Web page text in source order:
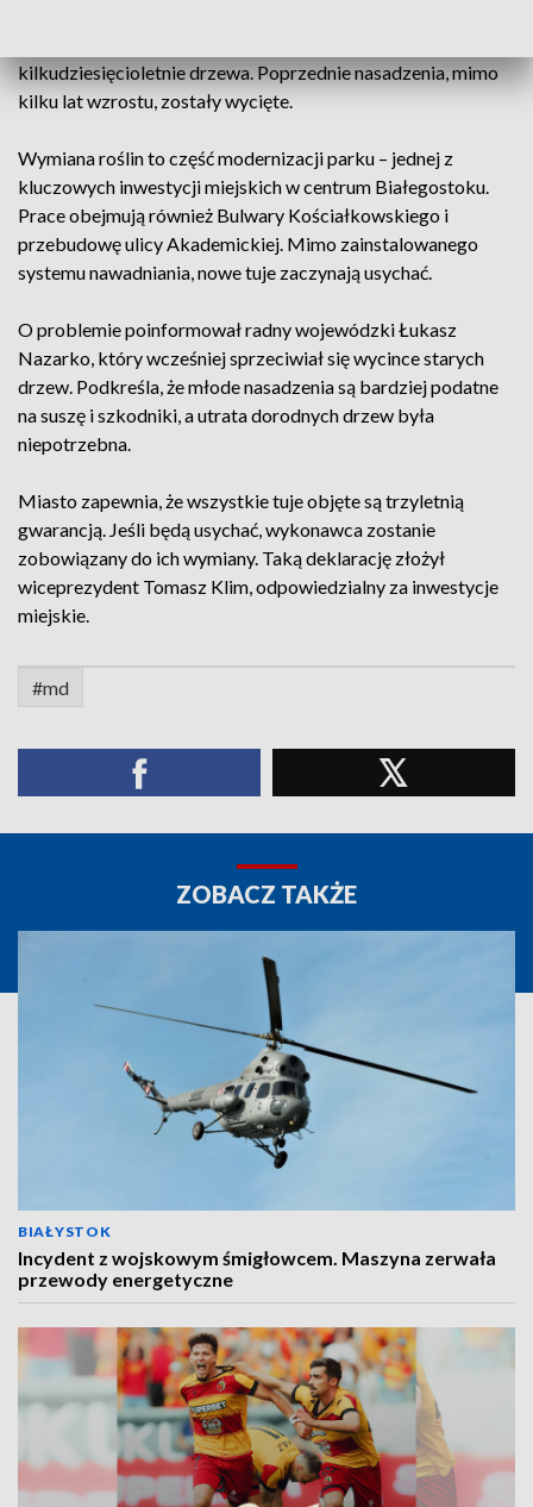
kilkudziesięcioletnie drzewa. Poprzednie nasadzenia, mimo
kilku lat wzrostu, zostały wycięte.
Wymiana roślin to część modernizacji parku – jednej z
kluczowych inwestycji miejskich w centrum Białegostoku.
Prace obejmują również Bulwary Kościałkowskiego i
przebudowę ulicy Akademickiej. Mimo zainstalowanego
systemu nawadniania, nowe tuje zaczynają usychać.
O problemie poinformował radny wojewódzki Łukasz
Nazarko, który wcześniej sprzeciwiał się wycince starych
drzew. Podkreśla, że młode nasadzenia są bardziej podatne
na suszę i szkodniki, a utrata dorodnych drzew była
niepotrzebna.
Miasto zapewnia, że wszystkie tuje objęte są trzyletnią
gwarancją. Jeśli będą usychać, wykonawca zostanie
zobowiązany do ich wymiany. Taką deklarację złożył
wiceprezydent Tomasz Klim, odpowiedzialny za inwestycje
miejskie.
#md
ZOBACZ TAKŻE
BIAŁYSTOK
Incydent z wojskowym śmigłowcem. Maszyna zerwała
przewody energetyczne